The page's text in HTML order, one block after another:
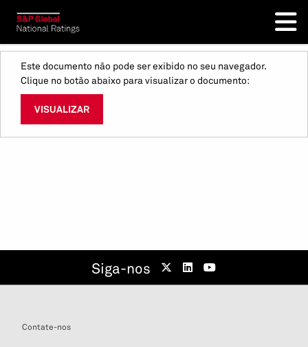
Este documento não pode ser exibido no seu navegador.
Clique no botão abaixo para visualizar o documento:
VISUALIZAR
Siga-nos
Contate-nos